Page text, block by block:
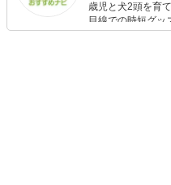
歳児と犬2頭を育
目線での時短グッ
食品選び、束の間